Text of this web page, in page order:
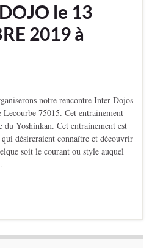
le 13
2019 à
notre rencontre Inter-Dojos
75015. Cet entrainement
Yoshinkan. Cet entrainement est
désireraient connaître et découvrir
soit le courant ou style auquel